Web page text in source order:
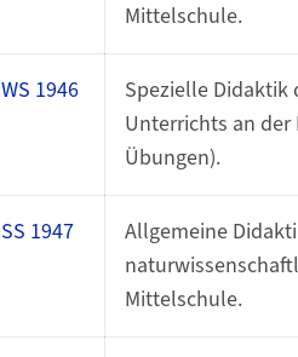
Mittelschule.
WS 1946
Spezielle Didaktik
Unterrichts an
Übungen).
SS 1947
Allgemeine
Mittelschule.